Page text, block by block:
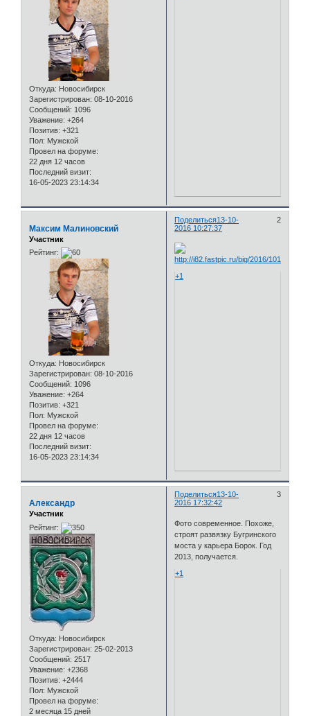
Откуда: Новосибирск
Зарегистрирован: 08-10-2016
Сообщений: 1096
Уважение: +264
Позитив: +321
Пол: Мужской
Провел на форуме:
22 дня 12 часов
Последний визит:
16-05-2023 23:14:34
Поделиться 2
13-10-
2016 10:27:37
Максим Малиновский
Участник
Рейтинг:
Откуда: Новосибирск
Зарегистрирован: 08-10-2016
Сообщений: 1096
Уважение: +264
Позитив: +321
Пол: Мужской
Провел на форуме:
22 дня 12 часов
Последний визит:
16-05-2023 23:14:34
+1
Поделиться 3
13-10-
2016 17:32:42
Александр
Участник
Рейтинг:
Откуда: Новосибирск
Зарегистрирован: 25-02-2013
Сообщений: 2517
Уважение: +2368
Позитив: +2444
Пол: Мужской
Провел на форуме:
2 месяца 15 дней
Фото современное. Похоже,
строят развязку Бугринского
моста у карьера Борок. Год
2013, получается.
+1